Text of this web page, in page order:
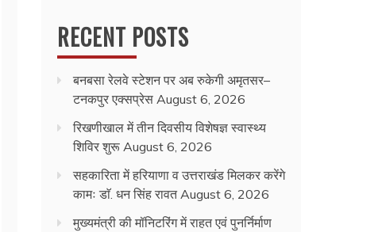
RECENT POSTS
बनबसा रेलवे स्टेशन पर अब रुकेगी अमृतसर–
टनकपुर एक्सप्रेस August 6, 2026
रिखणीखाल में तीन दिवसीय विशेषज्ञ स्वास्थ्य
शिविर शुरू August 6, 2026
सहकारिता में हरियाणा व उत्तराखंड मिलकर करेंगे
कामः डाॅ. धन सिंह रावत August 6, 2026
मुख्यमंत्री की मॉनिटरिंग में राहत एवं पुनर्निर्माण